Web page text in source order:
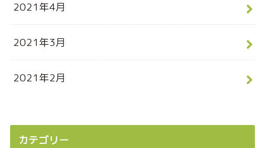
2021年4月
2021年3月
2021年2月
カテゴリー